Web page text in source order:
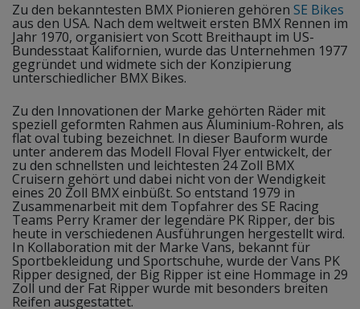
Zu den bekanntesten BMX Pionieren gehören SE Bikes
aus den USA. Nach dem weltweit ersten BMX Rennen im
Jahr 1970, organisiert von Scott Breithaupt im US-
Bundesstaat Kalifornien, wurde das Unternehmen 1977
gegründet und widmete sich der Konzipierung
unterschiedlicher BMX Bikes.
Zu den Innovationen der Marke gehörten Räder mit
speziell geformten Rahmen aus Aluminium-Rohren, als
flat oval tubing bezeichnet. In dieser Bauform wurde
unter anderem das Modell Floval Flyer entwickelt, der
zu den schnellsten und leichtesten 24 Zoll BMX
Cruisern gehört und dabei nicht von der Wendigkeit
eines 20 Zoll BMX einbüßt. So entstand 1979 in
Zusammenarbeit mit dem Topfahrer des SE Racing
Teams Perry Kramer der legendäre PK Ripper, der bis
heute in verschiedenen Ausführungen hergestellt wird.
In Kollaboration mit der Marke Vans, bekannt für
Sportbekleidung und Sportschuhe, wurde der Vans PK
Ripper designed, der Big Ripper ist eine Hommage in 29
Zoll und der Fat Ripper wurde mit besonders breiten
Reifen ausgestattet.